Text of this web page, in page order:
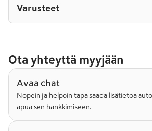
Varusteet
Ota yhteyttä myyjään
Avaa chat
Nopein ja helpoin tapa saada lisätietoa
apua sen hankkimiseen.